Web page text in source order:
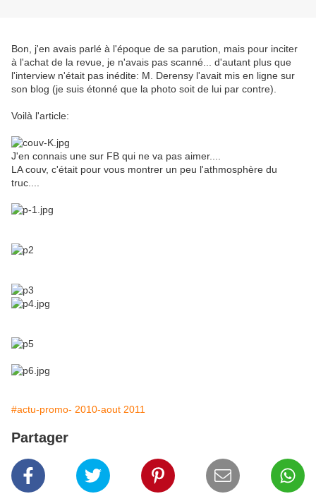
Bon, j'en avais parlé à l'époque de sa parution, mais pour inciter
à l'achat de la revue, je n'avais pas scanné... d'autant plus que
l'interview n'était pas inédite: M. Derensy l'avait mis en ligne sur
son blog (je suis étonné que la photo soit de lui par contre).
Voilà l'article:
J'en connais une sur FB qui ne va pas aimer....
LA couv, c'était pour vous montrer un peu l'athmosphère du
truc....
#actu-promo- 2010-aout 2011
Partager